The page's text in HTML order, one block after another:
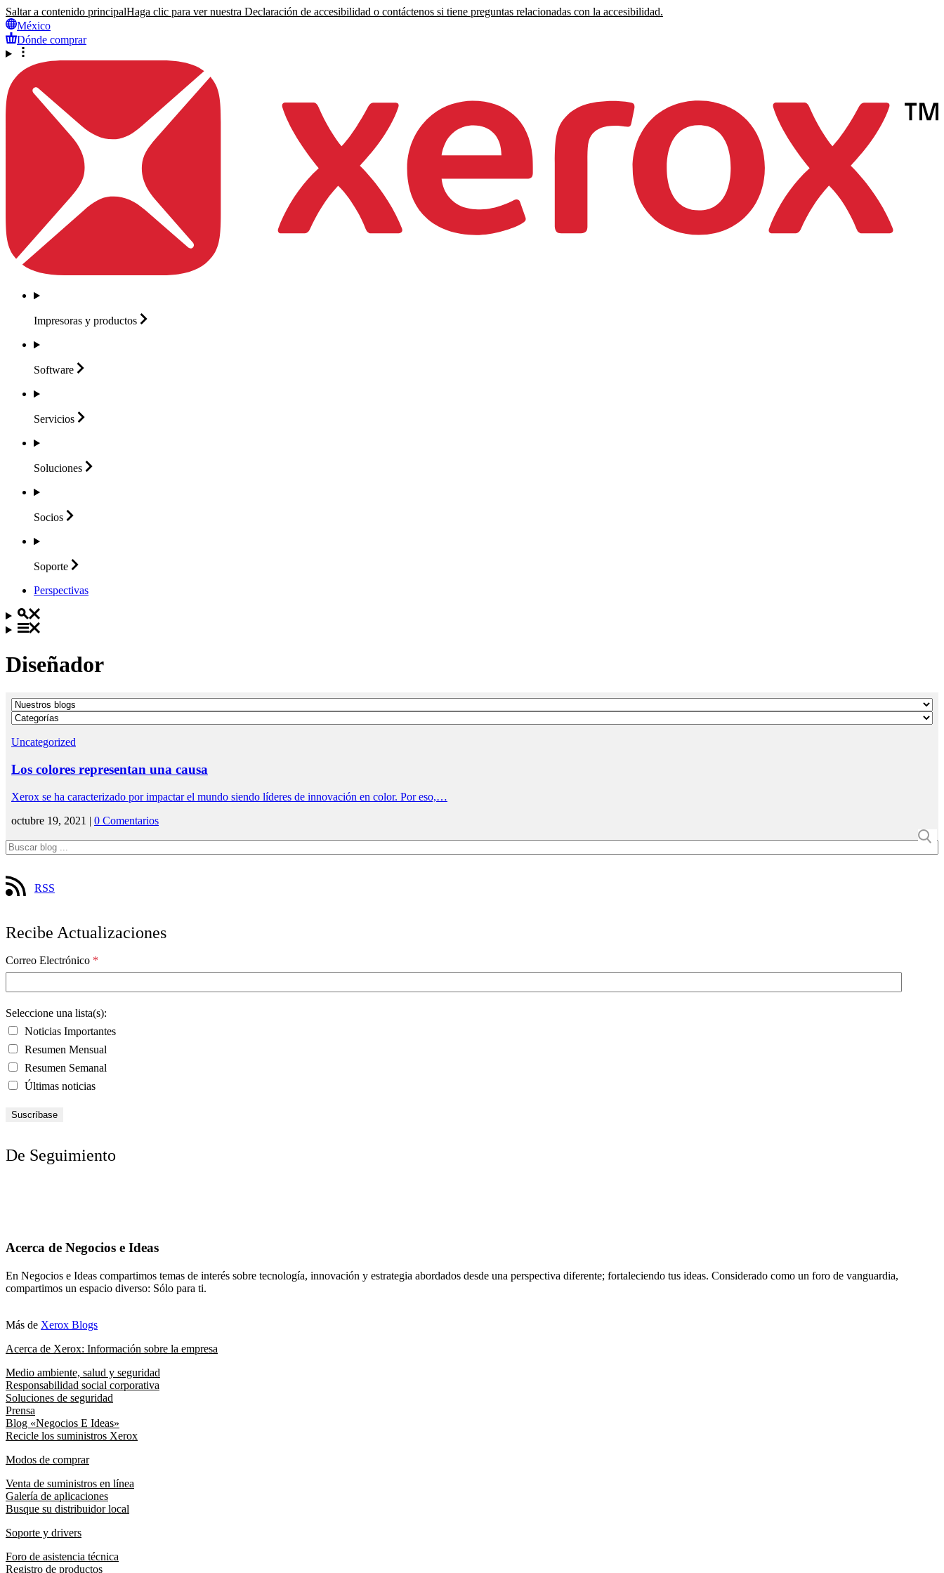
Saltar a contenido principalHaga clic para ver nuestra Declaración de accesibilidad o contáctenos si tiene preguntas relacionadas con la accesibilidad.
México
Dónde comprar
Impresoras y productos
Software
Servicios
Soluciones
Socios
Soporte
Perspectivas
Diseñador
Uncategorized
Los colores representan una causa
Xerox se ha caracterizado por impactar el mundo siendo líderes de innovación en color. Por eso,…
octubre 19, 2021 | 0 Comentarios
RSS
Recibe Actualizaciones
Correo Electrónico *
Seleccione una lista(s):
Noticias Importantes
Resumen Mensual
Resumen Semanal
Últimas noticias
De Seguimiento
Acerca de Negocios e Ideas
En Negocios e Ideas compartimos temas de interés sobre tecnología, innovación y estrategia abordados desde una perspectiva diferente; fortaleciendo tus ideas. Considerado como un foro de vanguardia,
compartimos un espacio diverso: Sólo para ti.
Más de Xerox Blogs
Acerca de Xerox: Información sobre la empresa
Medio ambiente, salud y seguridad
Responsabilidad social corporativa
Soluciones de seguridad
Prensa
Blog «Negocios E Ideas»
Recicle los suministros Xerox
Modos de comprar
Venta de suministros en línea
Galería de aplicaciones
Busque su distribuidor local
Soporte y drivers
Foro de asistencia técnica
Registro de productos